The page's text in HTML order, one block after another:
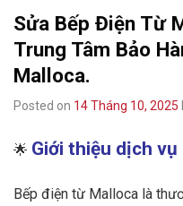
Sửa Bếp Điện Từ
Trung Tâm Bảo
Malloca.
Posted on 14 Tháng 10, 2025
🌟 Giới thiệu dịch vụ
Bếp điện từ Malloca là